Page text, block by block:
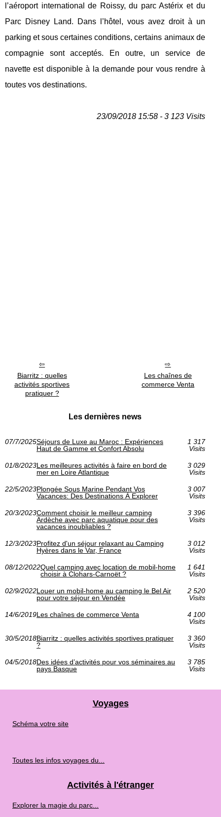
l’aéroport international de Roissy, du parc Astérix et du
Parc Disney Land. Dans l’hôtel, vous avez droit à un
parking et sous certaines conditions, certains animaux de
compagnie sont acceptés. En outre, un service de
navette est disponible à la demande pour vous rendre à
toutes vos destinations.
23/09/2018 15:58 - 3 123 Visits
Biarritz : quelles
activités sportives
pratiquer ?
Les chaînes de
commerce Venta
Les dernières news
07/7/2025Séjours de Luxe au Maroc : Expériences
Haut de Gamme et Confort Absolu
1 317
Visits
01/8/2023Les meilleures activités à faire en bord de
mer en Loire Atlantique
3 029
Visits
22/5/2023Plongée Sous Marine Pendant Vos
Vacances: Des Destinations À Explorer
3 007
Visits
20/3/2023Comment choisir le meilleur camping
Ardèche avec parc aquatique pour des
vacances inoubliables ?
3 396
Visits
12/3/2023Profitez d'un séjour relaxant au Camping
Hyères dans le Var, France
3 012
Visits
08/12/2022Quel camping avec location de mobil-home
choisir à Clohars-Carnoët ?
1 641
Visits
02/9/2022Louer un mobil-home au camping le Bel Air
pour votre séjour en Vendée
2 520
Visits
14/6/2019Les chaînes de commerce Venta
4 100
Visits
30/5/2018Biarritz : quelles activités sportives pratiquer
?
3 360
Visits
04/5/2018Des idées d’activités pour vos séminaires au
pays Basque
3 785
Visits
Voyages
Schéma votre site
Toutes les infos voyages du...
Activités à l'étranger
Explorer la magie du parc...